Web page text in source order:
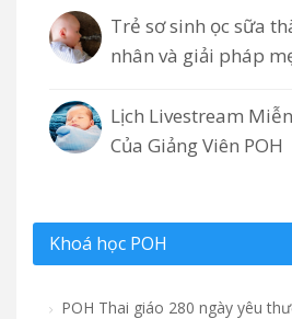
Trẻ sơ sinh ọc sữa
nhân và giải pháp
Lịch Livestream
Của Giảng Viên POH
Khoá học POH
POH Thai giáo 280 ngày yêu